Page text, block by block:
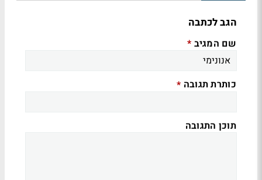
הגב לכתבה
שם המגיב *
כותרת תגובה *
תוכן התגובה